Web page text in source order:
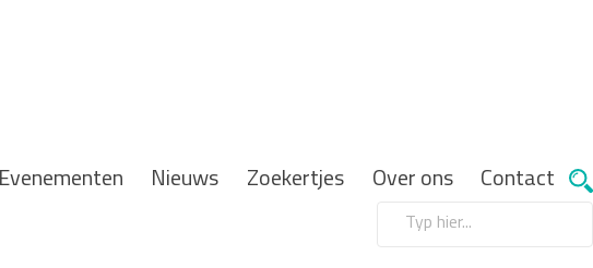
Evenementen Nieuws Zoekertjes Over ons Contact